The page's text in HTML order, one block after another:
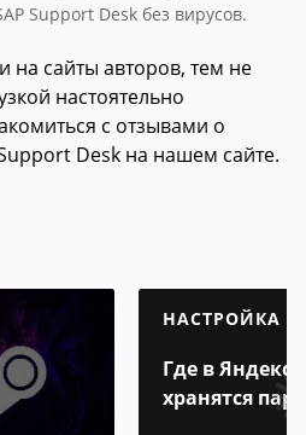
Support Desk без вирусов.
на сайты авторов, тем не
настоятельно
с отзывами о
Desk на нашем сайте.
НАСТРОЙКА
Где в Яндекс
хранятся